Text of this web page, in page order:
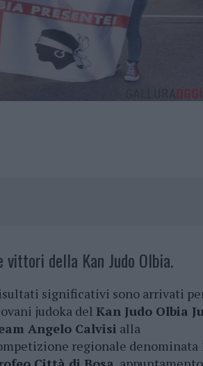
vittori della Kan Judo Olbia.
significativi sono arrivati
judoka del Kan Judo Olbia
Angelo Calvisi alla
regionale denominata